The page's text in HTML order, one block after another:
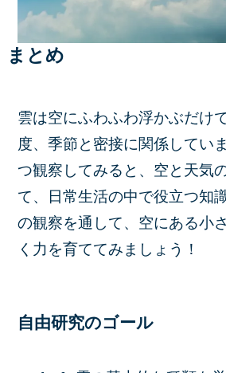
まとめ
雲は空にふわふわ浮かぶだけ
度、季節と密接に関係してい
つ観察してみると、空と天気
て、日常生活の中で役立つ知
の観察を通して、空にある小
く力を育ててみましょう！
自由研究のゴール